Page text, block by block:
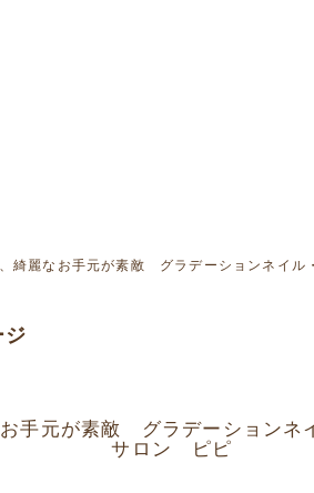
綺麗なお手元が素敵 グラデーションネ
お手元が素敵 グラデーション
サロン ピピ